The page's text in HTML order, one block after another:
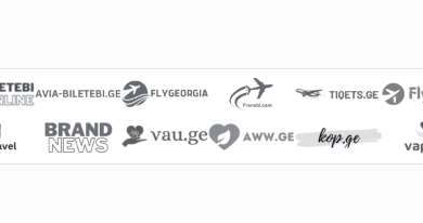
ამინდი გორი
ამინდი ბაკურიანი
ამინდი თიანეთი